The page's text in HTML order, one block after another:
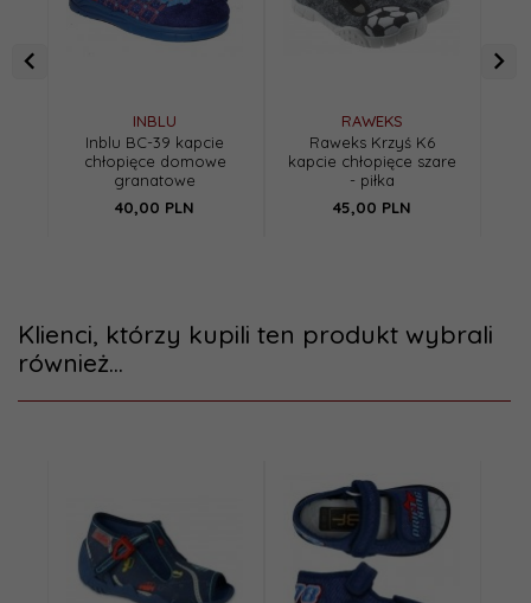
INBLU
Inblu BC-39 kapcie
chłopięce domowe
granatowe
40,00 PLN
RAWEKS
Raweks Krzyś K6
kapcie chłopięce szare
- piłka
45,00 PLN
Klienci, którzy kupili ten produkt wybrali
również...